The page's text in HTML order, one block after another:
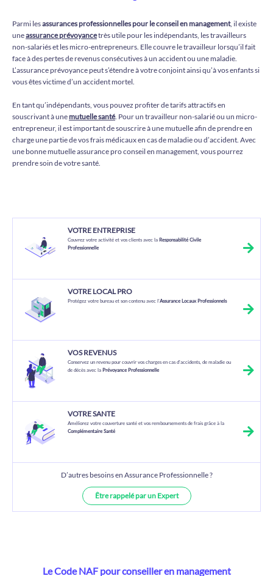
Parmi lesassurances professionnelles pour le conseil en management, il existe
uneassurance prévoyancetrès utile pour les indépendants, les travailleurs
non-salariés et les micro-entrepreneurs. Elle couvre le travailleur lorsqu’il fait
face à des pertes de revenus consécutives à un accident ou une maladie.
L’assurance prévoyance peut s’étendre à votre conjoint ainsi qu’à vos enfants si
vous êtes victime d’un accident mortel.
En tant qu’indépendants, vous pouvez profiter de tarifs attractifs en
souscrivant à unemutuelle santé. Pour un travailleur non-salarié ou un micro-
entrepreneur, il est important de souscrire à une mutuelle afin de prendre en
charge une partie de vos frais médicaux en cas de maladie ou d’accident. Avec
une bonne mutuelle assurance pro conseil en management, vous pourrez
prendre soin de votre santé.
VOTRE ENTREPRISE
Couvrez votre activité et vos clients avec la Responsabilité Civile
Professionnelle
VOTRE LOCAL PRO
Protégez votre bureau et son contenu avec l’Assurance Locaux Professionnels
VOS REVENUS
Conservez un revenu pour couvrir vos charges en cas d’accidents, de maladie ou
de décès avec la Prévoyance Professionnelle
VOTRE SANTE
Améliorez votre couverture santé et vos remboursements de frais grâce à la
Complémentaire Santé
D’autres besoins en Assurance Professionnelle ?
Être rappelé par un Expert
Le Code NAF pour conseiller en management